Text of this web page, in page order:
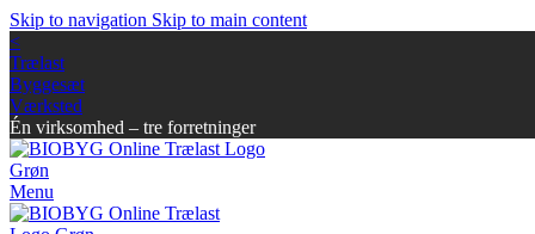
Skip to navigation Skip to main content
<
Trælast
Byggesæt
Værksted
Én virksomhed – tre forretninger
Menu